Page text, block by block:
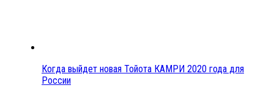
Когда выйдет новая Тойота КАМРИ 2020 года для
России